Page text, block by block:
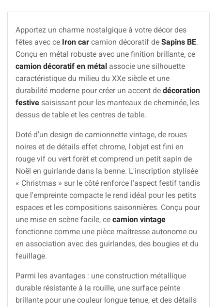
Apportez un charme nostalgique à votre décor des
fêtes avec ce Iron car camion décoratif de Sapins BE.
Conçu en métal robuste avec une finition brillante, ce
camion décoratif en métal associe une silhouette
caractéristique du milieu du XXe siècle et une
durabilité moderne pour créer un accent de décoration
festive saisissant pour les manteaux de cheminée, les
dessus de table et les centres de table.
Doté d'un design de camionnette vintage, de roues
noires et de détails effet chrome, l'objet est fini en
rouge vif ou vert forêt et comprend un petit sapin de
Noël en guirlande dans la benne. L'inscription stylisée
« Christmas » sur le côté renforce l'aspect festif tandis
que l'empreinte compacte le rend idéal pour les petits
espaces et les compositions saisonnières. Conçu pour
une mise en scène facile, ce camion vintage
fonctionne comme une pièce maîtresse autonome ou
en association avec des guirlandes, des bougies et du
feuillage.
Parmi les avantages : une construction métallique
durable résistante à la rouille, une surface peinte
brillante pour une couleur longue tenue, et des détails